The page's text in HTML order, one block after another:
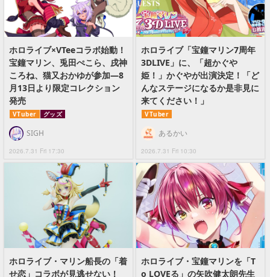
ホロライブ×VTeeコラボ始動！
宝鐘マリン、兎田ぺこら、戌神
ころね、猫又おかゆが参加―8
月13日より限定コレクション
発売
VTuber グッズ
2026.7.31 Fri 17:30
SIGH
ホロライブ「宝鐘マリン7周年
3DLIVE」に、「超かぐや
姫！」かぐやが出演決定！「ど
んなステージになるか是非見に
来てください！」
VTuber
2026.7.31 Fri 10:30
あるかい
ホロライブ・マリン船長の「着
せ恋」コラボが見逃せない！
ホロライブ・宝鐘マリンを「T
o LOVEる」の矢吹健太朗先生